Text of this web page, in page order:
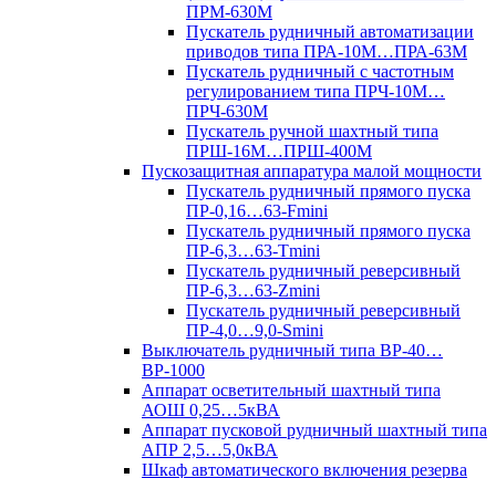
ПРМ-630М
Пускатель рудничный автоматизации
приводов типа ПРА-10М…ПРА-63М
Пускатель рудничный с частотным
регулированием типа ПРЧ-10М…
ПРЧ-630М
Пускатель ручной шахтный типа
ПРШ-16М…ПРШ-400М
Пускозащитная аппаратура малой мощности
Пускатель рудничный прямого пуска
ПР-0,16…63-Fmini
Пускатель рудничный прямого пуска
ПР-6,3…63-Tmini
Пускатель рудничный реверсивный
ПР-6,3…63-Zmini
Пускатель рудничный реверсивный
ПР-4,0…9,0-Smini
Выключатель рудничный типа ВР-40…
ВР-1000
Аппарат осветительный шахтный типа
АОШ 0,25…5кВА
Аппарат пусковой рудничный шахтный типа
АПР 2,5…5,0кВА
Шкаф автоматического включения резерва